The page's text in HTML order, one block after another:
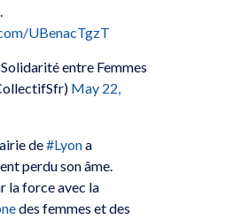
UBenacTgzT
entre Femmes
May 22,
de#Lyona
perdu son âme.
la force avec la
des femmes et des